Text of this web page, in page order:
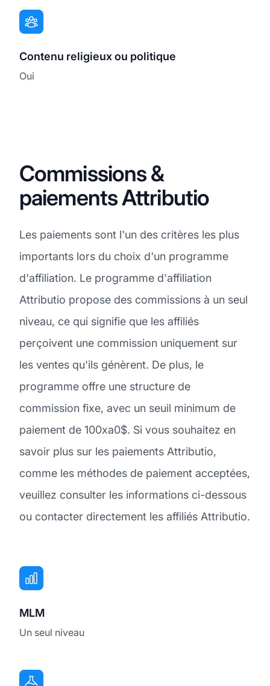
Contenu religieux ou politique
Oui
Commissions &
paiements Attributio
Les paiements sont l'un des critères les plus
importants lors du choix d'un programme
d'affiliation. Le programme d'affiliation
Attributio propose des commissions à un seul
niveau, ce qui signifie que les affiliés
perçoivent une commission uniquement sur
les ventes qu'ils génèrent. De plus, le
programme offre une structure de
commission fixe, avec un seuil minimum de
paiement de 100xa0$. Si vous souhaitez en
savoir plus sur les paiements Attributio,
comme les méthodes de paiement acceptées,
veuillez consulter les informations ci-dessous
ou contacter directement les affiliés Attributio.
MLM
Un seul niveau